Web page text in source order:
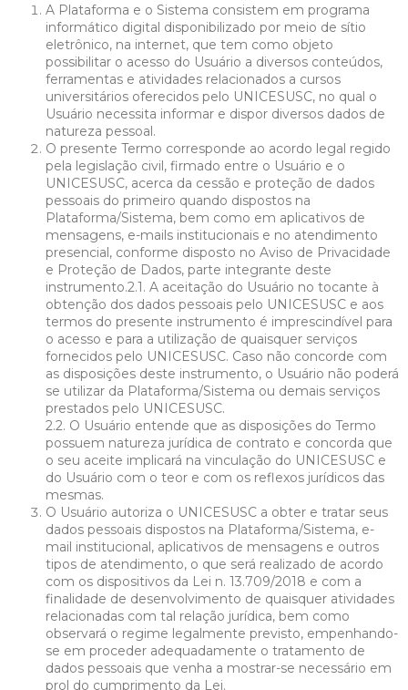
A Plataforma e o Sistema consistem em programa
informático digital disponibilizado por meio de sítio
eletrônico, na internet, que tem como objeto
possibilitar o acesso do Usuário a diversos conteúdos,
ferramentas e atividades relacionados a cursos
universitários oferecidos pelo UNICESUSC, no qual o
Usuário necessita informar e dispor diversos dados de
natureza pessoal.
O presente Termo corresponde ao acordo legal regido
pela legislação civil, firmado entre o Usuário e o
UNICESUSC, acerca da cessão e proteção de dados
pessoais do primeiro quando dispostos na
Plataforma/Sistema, bem como em aplicativos de
mensagens, e-mails institucionais e no atendimento
presencial, conforme disposto no Aviso de Privacidade
e Proteção de Dados, parte integrante deste
instrumento.2.1. A aceitação do Usuário no tocante à
obtenção dos dados pessoais pelo UNICESUSC e aos
termos do presente instrumento é imprescindível para
o acesso e para a utilização de quaisquer serviços
fornecidos pelo UNICESUSC. Caso não concorde com
as disposições deste instrumento, o Usuário não poderá
se utilizar da Plataforma/Sistema ou demais serviços
prestados pelo UNICESUSC.
2.2. O Usuário entende que as disposições do Termo
possuem natureza jurídica de contrato e concorda que
o seu aceite implicará na vinculação do UNICESUSC e
do Usuário com o teor e com os reflexos jurídicos das
mesmas.
O Usuário autoriza o UNICESUSC a obter e tratar seus
dados pessoais dispostos na Plataforma/Sistema, e-
mail institucional, aplicativos de mensagens e outros
tipos de atendimento, o que será realizado de acordo
com os dispositivos da Lei n. 13.709/2018 e com a
finalidade de desenvolvimento de quaisquer atividades
relacionadas com tal relação jurídica, bem como
observará o regime legalmente previsto, empenhando-
se em proceder adequadamente o tratamento de
dados pessoais que venha a mostrar-se necessário em
prol do cumprimento da Lei.